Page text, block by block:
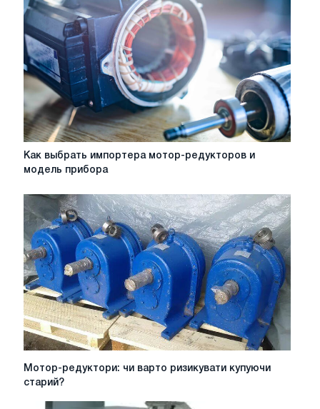
Как
мотор-
редукторов
и
модель
прибора
Как выбрать импортера мотор-редукторов и
модель прибора
Мотор-
редуктори:
Мотор-редуктори: чи варто ризикувати купуючи
старий?